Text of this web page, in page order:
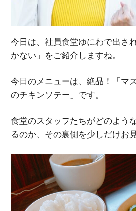
今日は、社員食堂ゆにわで出さ
かない」をご紹介しますね。
今日のメニューは、絶品！「マ
のチキンソテー」です。
食堂のスタッフたちがどのよう
るのか、その裏側を少しだけお